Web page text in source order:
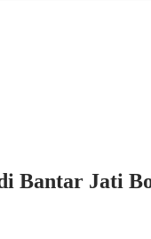
Bantar Jati